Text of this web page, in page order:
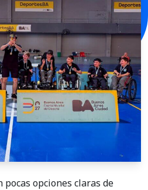
pocas opciones claras de